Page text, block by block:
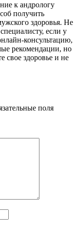
к андрологу
получить
здоровья. Не
если у
консультацию,
рекомендации, но
свое здоровье и не
поля